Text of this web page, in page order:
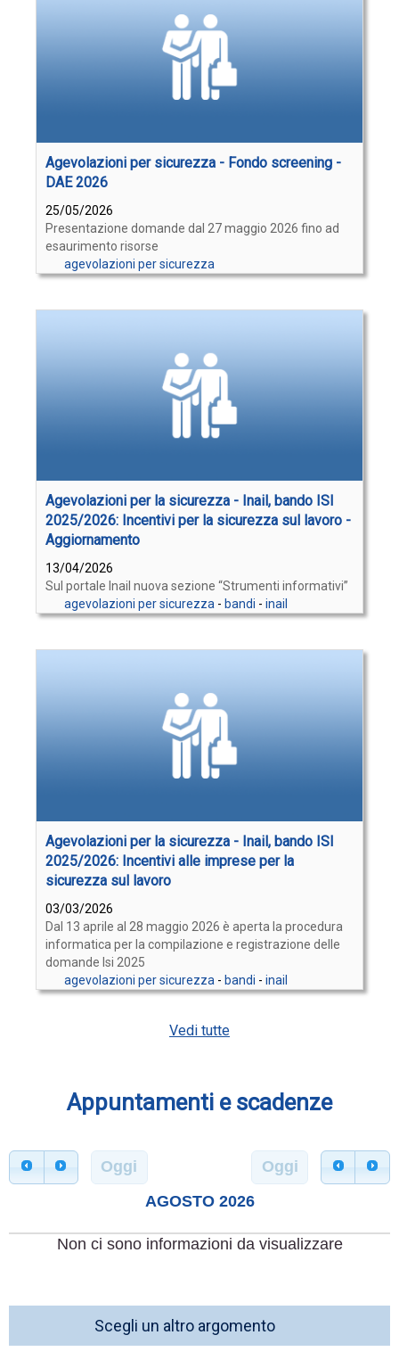
Agevolazioni per sicurezza - Fondo screening -
DAE 2026
25/05/2026
Presentazione domande dal 27 maggio 2026 fino ad
esaurimento risorse
agevolazioni per sicurezza
Agevolazioni per la sicurezza - Inail, bando ISI
2025/2026: Incentivi per la sicurezza sul lavoro -
Aggiornamento
13/04/2026
Sul portale Inail nuova sezione “Strumenti informativi”
agevolazioni per sicurezza- bandi - inail
Agevolazioni per la sicurezza - Inail, bando ISI
2025/2026: Incentivi alle imprese per la
sicurezza sul lavoro
03/03/2026
Dal 13 aprile al 28 maggio 2026 è aperta la procedura
informatica per la compilazione e registrazione delle
domande Isi 2025
agevolazioni per sicurezza - bandi - inail
Vedi tutte
Appuntamenti e scadenze
Oggi
Oggi
AGOSTO 2026
Non ci sono informazioni da visualizzare
Scegli un altro argomento